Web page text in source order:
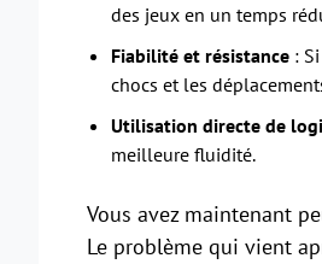
des jeux en un temps
Fiabilité et résistance :
chocs et les
Utilisation directe de
meilleure fluidité.
Vous avez maintenant
Le problème qui vient